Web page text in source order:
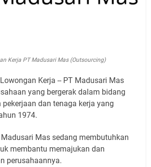
Kerja PT Madusari Mas (Outsourcing)
Lowongan Kerja -- PT Madusari Mas
yang bergerak dalam bidang
pekerjaan dan tenaga kerja yang
1974.
Mas sedang membutuhkan
membantu memajukan dan
perusahaannya.